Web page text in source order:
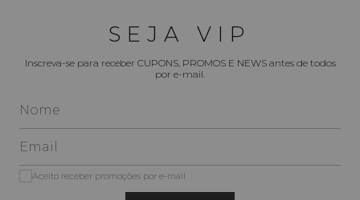
Variedade de estilos: calça skinny, reta, boot cut, cigarrete;
bermudas e shorts; saias jeans e outros.
recortes, lavagens claras e escuras, bolsos funcionais e distinções
Tecidos confortáveis: misturas com algodão, elastano ou
poliéster que permitem movimento, caimento confortável e
SEJA VIP
Inscreva-se para receber CUPONS, PROMOS E NEWS antes de todos
por e-mail.
Aceito receber promoções por e-mail